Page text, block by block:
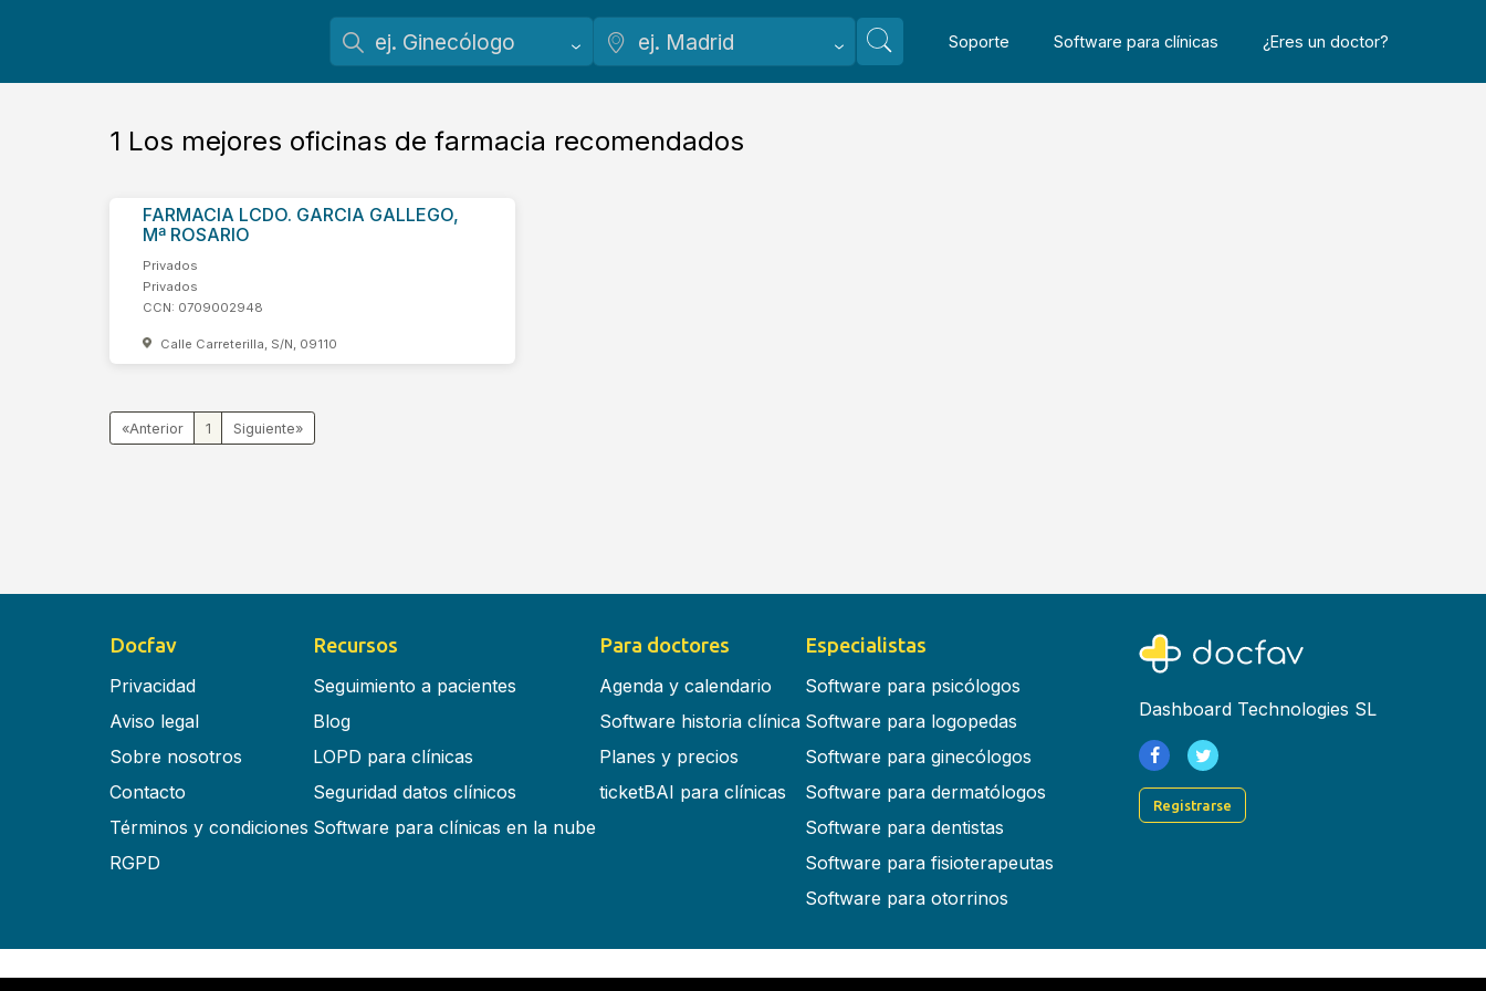
Soporte Software para clínicas ¿Eres un doctor?
1 Los mejores oficinas de farmacia recomendados
FARMACIA LCDO. GARCIA GALLEGO,
Mª ROSARIO
Privados
Privados
CCN: 0709002948
Calle Carreterilla, S/N, 09110
« 1 »
Docfav
Privacidad
Aviso legal
Sobre nosotros
Contacto
Términos y condiciones
RGPD
Recursos
Seguimiento a pacientes
Blog
LOPD para clínicas
Seguridad datos clínicos
Software para clínicas en la nube
Para doctores
Agenda y calendario
Software historia clínica
Planes y precios
ticketBAI para clínicas
Especialistas
Software para psicólogos
Software para logopedas
Software para ginecólogos
Software para dermatólogos
Software para dentistas
Software para fisioterapeutas
Software para otorrinos
Dashboard Technologies SL
Registrarse